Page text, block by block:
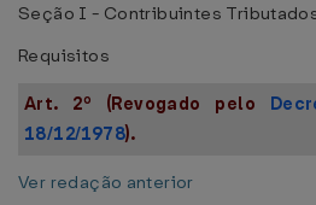
Seção I - Contribuintes
Requisitos
Art. 2º (Revogado pelo
18/12/1978).
Ver redação anterior